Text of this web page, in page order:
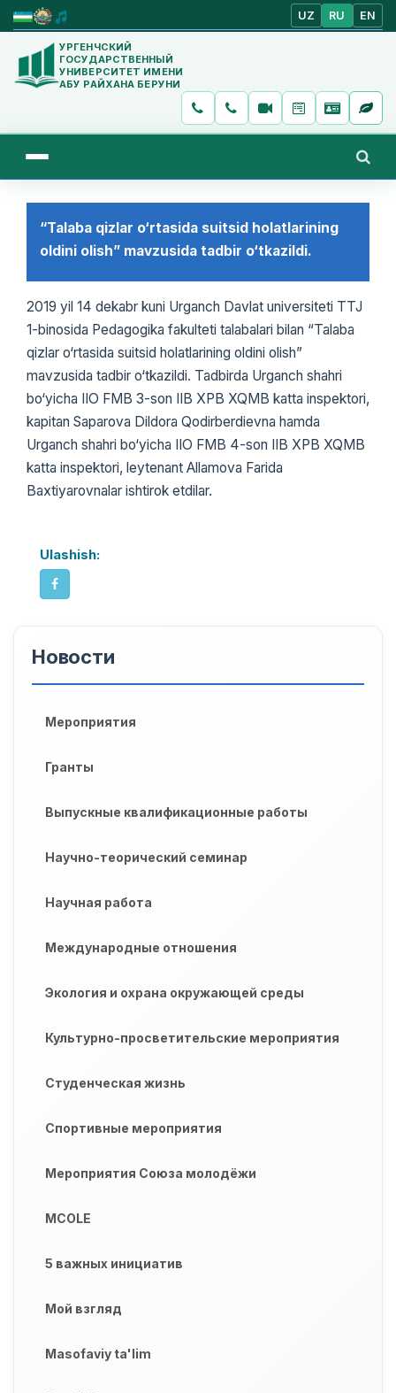
UZ RU EN
УРГЕНЧСКИЙ
ГОСУДАРСТВЕННЫЙ
УНИВЕРСИТЕТ ИМЕНИ
АБУ РАЙХАНА БЕРУНИ
“Talaba qizlar o‘rtasida suitsid holatlarining
oldini olish” mavzusida tadbir o‘tkazildi.
2019 yil 14 dekabr kuni Urganch Davlat universiteti TTJ
1-binosida Pedagogika fakulteti talabalari bilan “Talaba
qizlar o‘rtasida suitsid holatlarining oldini olish”
mavzusida tadbir o‘tkazildi. Tadbirda Urganch shahri
bo‘yicha IIO FMB 3-son IIB XPB XQMB katta inspektori,
kapitan Saparova Dildora Qodirberdievna hamda
Urganch shahri bo‘yicha IIO FMB 4-son IIB XPB XQMB
katta inspektori, leytenant Allamova Farida
Baxtiyarovnalar ishtirok etdilar.
Ulashish:
Новости
Мероприятия
Гранты
Выпускные квалификационные работы
Научно-теорический семинар
Научная работа
Международные отношения
Экология и охрана окружающей среды
Культурно-просветительские мероприятия
Студенческая жизнь
Спортивные мероприятия
Мероприятия Союза молодёжи
MCOLE
5 важных инициатив
Мой взгляд
Masofaviy ta'lim